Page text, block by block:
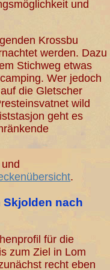
und
Krossbu
werden. Dazu
Stichweg etwas
Wer jedoch
die Gletscher
wild
geht es
.
nach
für die
zum Ziel in Lom
recht eben